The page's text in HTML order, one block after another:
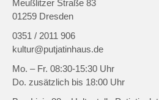
Meußlitzer Straße 83
01259 Dresden
0351 / 2011 906
kultur@putjatinhaus.de
Mo. – Fr. 08:30-15:30 Uhr
Do. zusätzlich bis 18:00 Uhr